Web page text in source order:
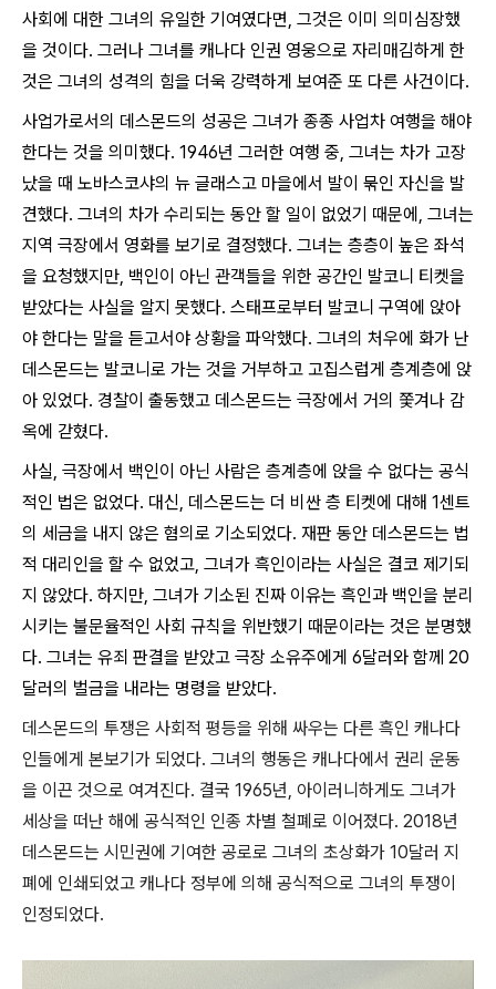
사회에 대한 그녀의 유일한 기여였다면, 그것은 이미 의미심장했
을 것이다. 그러나 그녀를 캐나다 인권 영웅으로 자리매김하게 한
것은 그녀의 성격의 힘을 더욱 강력하게 보여준 또 다른 사건이다.
사업가로서의 데스몬드의 성공은 그녀가 종종 사업차 여행을 해야
한다는 것을 의미했다. 1946년 그러한 여행 중, 그녀는 차가 고장
났을 때 노바스코샤의 뉴 글래스고 마을에서 발이 묶인 자신을 발
견했다. 그녀의 차가 수리되는 동안 할 일이 없었기 때문에, 그녀는
지역 극장에서 영화를 보기로 결정했다. 그녀는 층층이 높은 좌석
을 요청했지만, 백인이 아닌 관객들을 위한 공간인 발코니 티켓을
받았다는 사실을 알지 못했다. 스태프로부터 발코니 구역에 앉아
야 한다는 말을 듣고서야 상황을 파악했다. 그녀의 처우에 화가 난
데스몬드는 발코니로 가는 것을 거부하고 고집스럽게 층계층에 앉
아 있었다. 경찰이 출동했고 데스몬드는 극장에서 거의 쫓겨나 감
옥에 갇혔다.
사실, 극장에서 백인이 아닌 사람은 층계층에 앉을 수 없다는 공식
적인 법은 없었다. 대신, 데스몬드는 더 비싼 층 티켓에 대해 1센트
의 세금을 내지 않은 혐의로 기소되었다. 재판 동안 데스몬드는 법
적 대리인을 할 수 없었고, 그녀가 흑인이라는 사실은 결코 제기되
지 않았다. 하지만, 그녀가 기소된 진짜 이유는 흑인과 백인을 분리
시키는 불문율적인 사회 규칙을 위반했기 때문이라는 것은 분명했
다. 그녀는 유죄 판결을 받았고 극장 소유주에게 6달러와 함께 20
달러의 벌금을 내라는 명령을 받았다.
데스몬드의 투쟁은 사회적 평등을 위해 싸우는 다른 흑인 캐나다
인들에게 본보기가 되었다. 그녀의 행동은 캐나다에서 권리 운동
을 이끈 것으로 여겨진다. 결국 1965년, 아이러니하게도 그녀가
세상을 떠난 해에 공식적인 인종 차별 철폐로 이어졌다. 2018년
데스몬드는 시민권에 기여한 공로로 그녀의 초상화가 10달러 지
폐에 인쇄되었고 캐나다 정부에 의해 공식적으로 그녀의 투쟁이
인정되었다.